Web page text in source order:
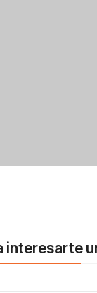
interesarte